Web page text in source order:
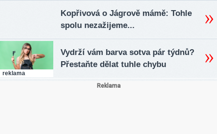
Kopřivová o Jágrově mámě: Tohle
spolu nezažijeme...
reklama
Vydrží vám barva sotva pár týdnů?
Přestaňte dělat tuhle chybu